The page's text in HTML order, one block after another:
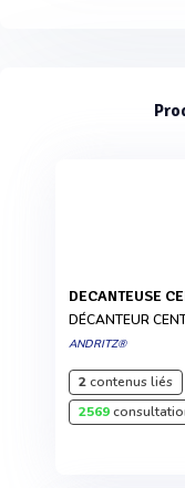
DECANTEUSE
DÉCANTEUR
ANDRITZ®
2contenus liés
2569